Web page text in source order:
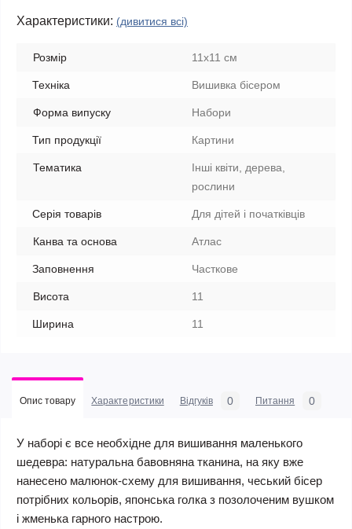
Характеристики: (дивитися всі)
Розмір 11х11 см
Техніка Вишивка бісером
Форма випуску Набори
Тип продукції Картини
Тематика
Інші квіти, дерева,
рослини
Серія товарів Для дітей і початківців
Канва та основа Атлас
Заповнення Часткове
Висота 11
Ширина 11
Опис товару Характеристики Відгуків 0 Питання 0
У наборі є все необхідне для вишивання маленького
шедевра: натуральна бавовняна тканина, на яку вже
нанесено малюнок-схему для вишивання, чеський бісер
потрібних кольорів, японська голка з позолоченим вушком
і жменька гарного настрою.